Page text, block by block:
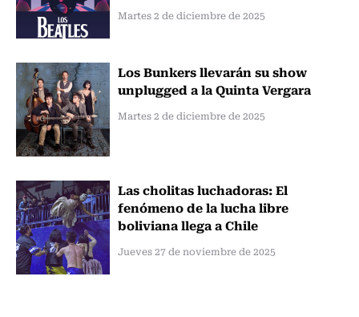
Martes 2 de diciembre de 2025
Los Bunkers llevarán su show
unplugged a la Quinta Vergara
Martes 2 de diciembre de 2025
Las cholitas luchadoras: El
fenómeno de la lucha libre
boliviana llega a Chile
Jueves 27 de noviembre de 2025